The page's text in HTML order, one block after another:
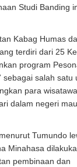
Studi Banding
Kabag Humas
terdiri dari 25
program
sebagai salah satu
para
dalam negeri
Tumundo
Minahasa
pembinaan dan